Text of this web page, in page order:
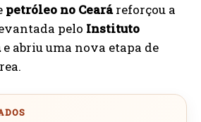
petróleo no Cearáreforçou a
pelo Instituto
e abriu uma nova etapa de